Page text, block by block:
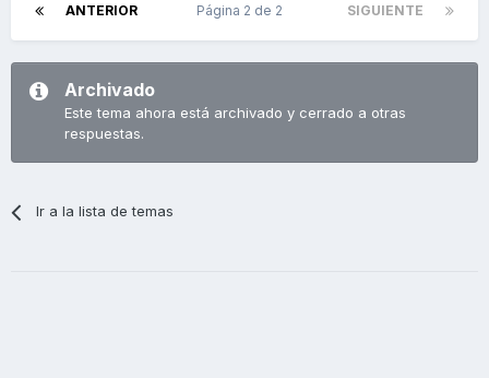
ANTERIOR SIGUIENTE
Página 2 de 2
Archivado
Este tema ahora está archivado y cerrado a otras
respuestas.
Ir a la lista de temas